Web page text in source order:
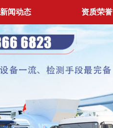
新闻动态 资质荣誉